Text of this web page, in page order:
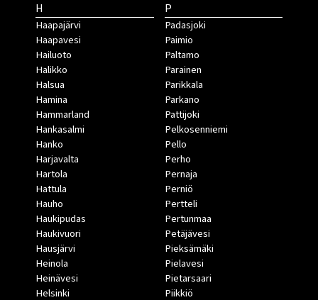
H
Haapajärvi
Haapavesi
Hailuoto
Halikko
Halsua
Hamina
Hammarland
Hankasalmi
Hanko
Harjavalta
Hartola
Hattula
Hauho
Haukipudas
Haukivuori
Hausjärvi
Heinola
Heinävesi
Helsinki
P
Padasjoki
Paimio
Paltamo
Parainen
Parikkala
Parkano
Pattijoki
Pelkosenniemi
Pello
Perho
Pernaja
Perniö
Pertteli
Pertunmaa
Petäjävesi
Pieksämäki
Pielavesi
Pietarsaari
Piikkiö